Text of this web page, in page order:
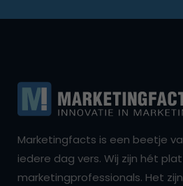
Marketingfacts is een beetje
iedere dag vers. Wij zijn hét
marketingprofessionals. Het